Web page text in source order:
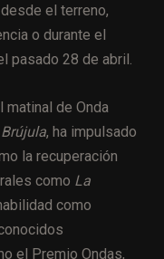
el terreno,
o durante el
pasado 28 de abril.
de Onda
, ha impulsado
la recuperación
como La
como
el Premio Ondas,